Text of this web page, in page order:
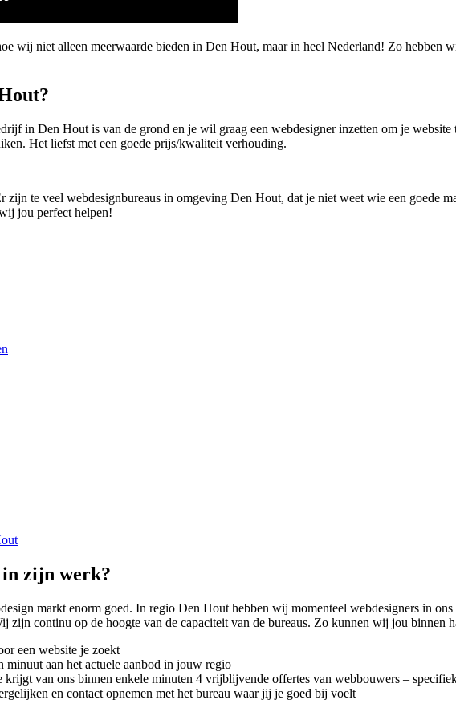
wij niet alleen meerwaarde bieden in Den Hout, maar in heel Nederland! Zo hebben
in Den Hout is van de grond en je wil graag een webdesigner inzetten om je
Het liefst met een goede prijs/kwaliteit verhouding.
zijn te veel webdesignbureaus in omgeving Den Hout, dat je niet weet wie een goede
jou perfect helpen!
in zijn werk?
markt enorm goed. In regio Den Hout hebben wij momenteel webdesigners in
zijn continu op de hoogte van de capaciteit van de bureaus. Zo kunnen wij jou binnen
een website je zoekt
minuut aan het actuele aanbod in jouw regio
krijgt van ons binnen enkele minuten 4 vrijblijvende offertes van webbouwers –
en contact opnemen met het bureau waar jij je goed bij voelt